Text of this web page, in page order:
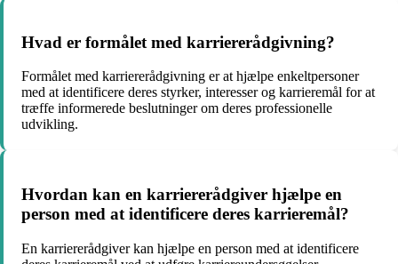
Hvad er formålet med karriererådgivning?
Formålet med karriererådgivning er at hjælpe enkeltpersoner
med at identificere deres styrker, interesser og karrieremål for at
træffe informerede beslutninger om deres professionelle
udvikling.
Hvordan kan en karriererådgiver hjælpe en
person med at identificere deres karrieremål?
En karriererådgiver kan hjælpe en person med at identificere